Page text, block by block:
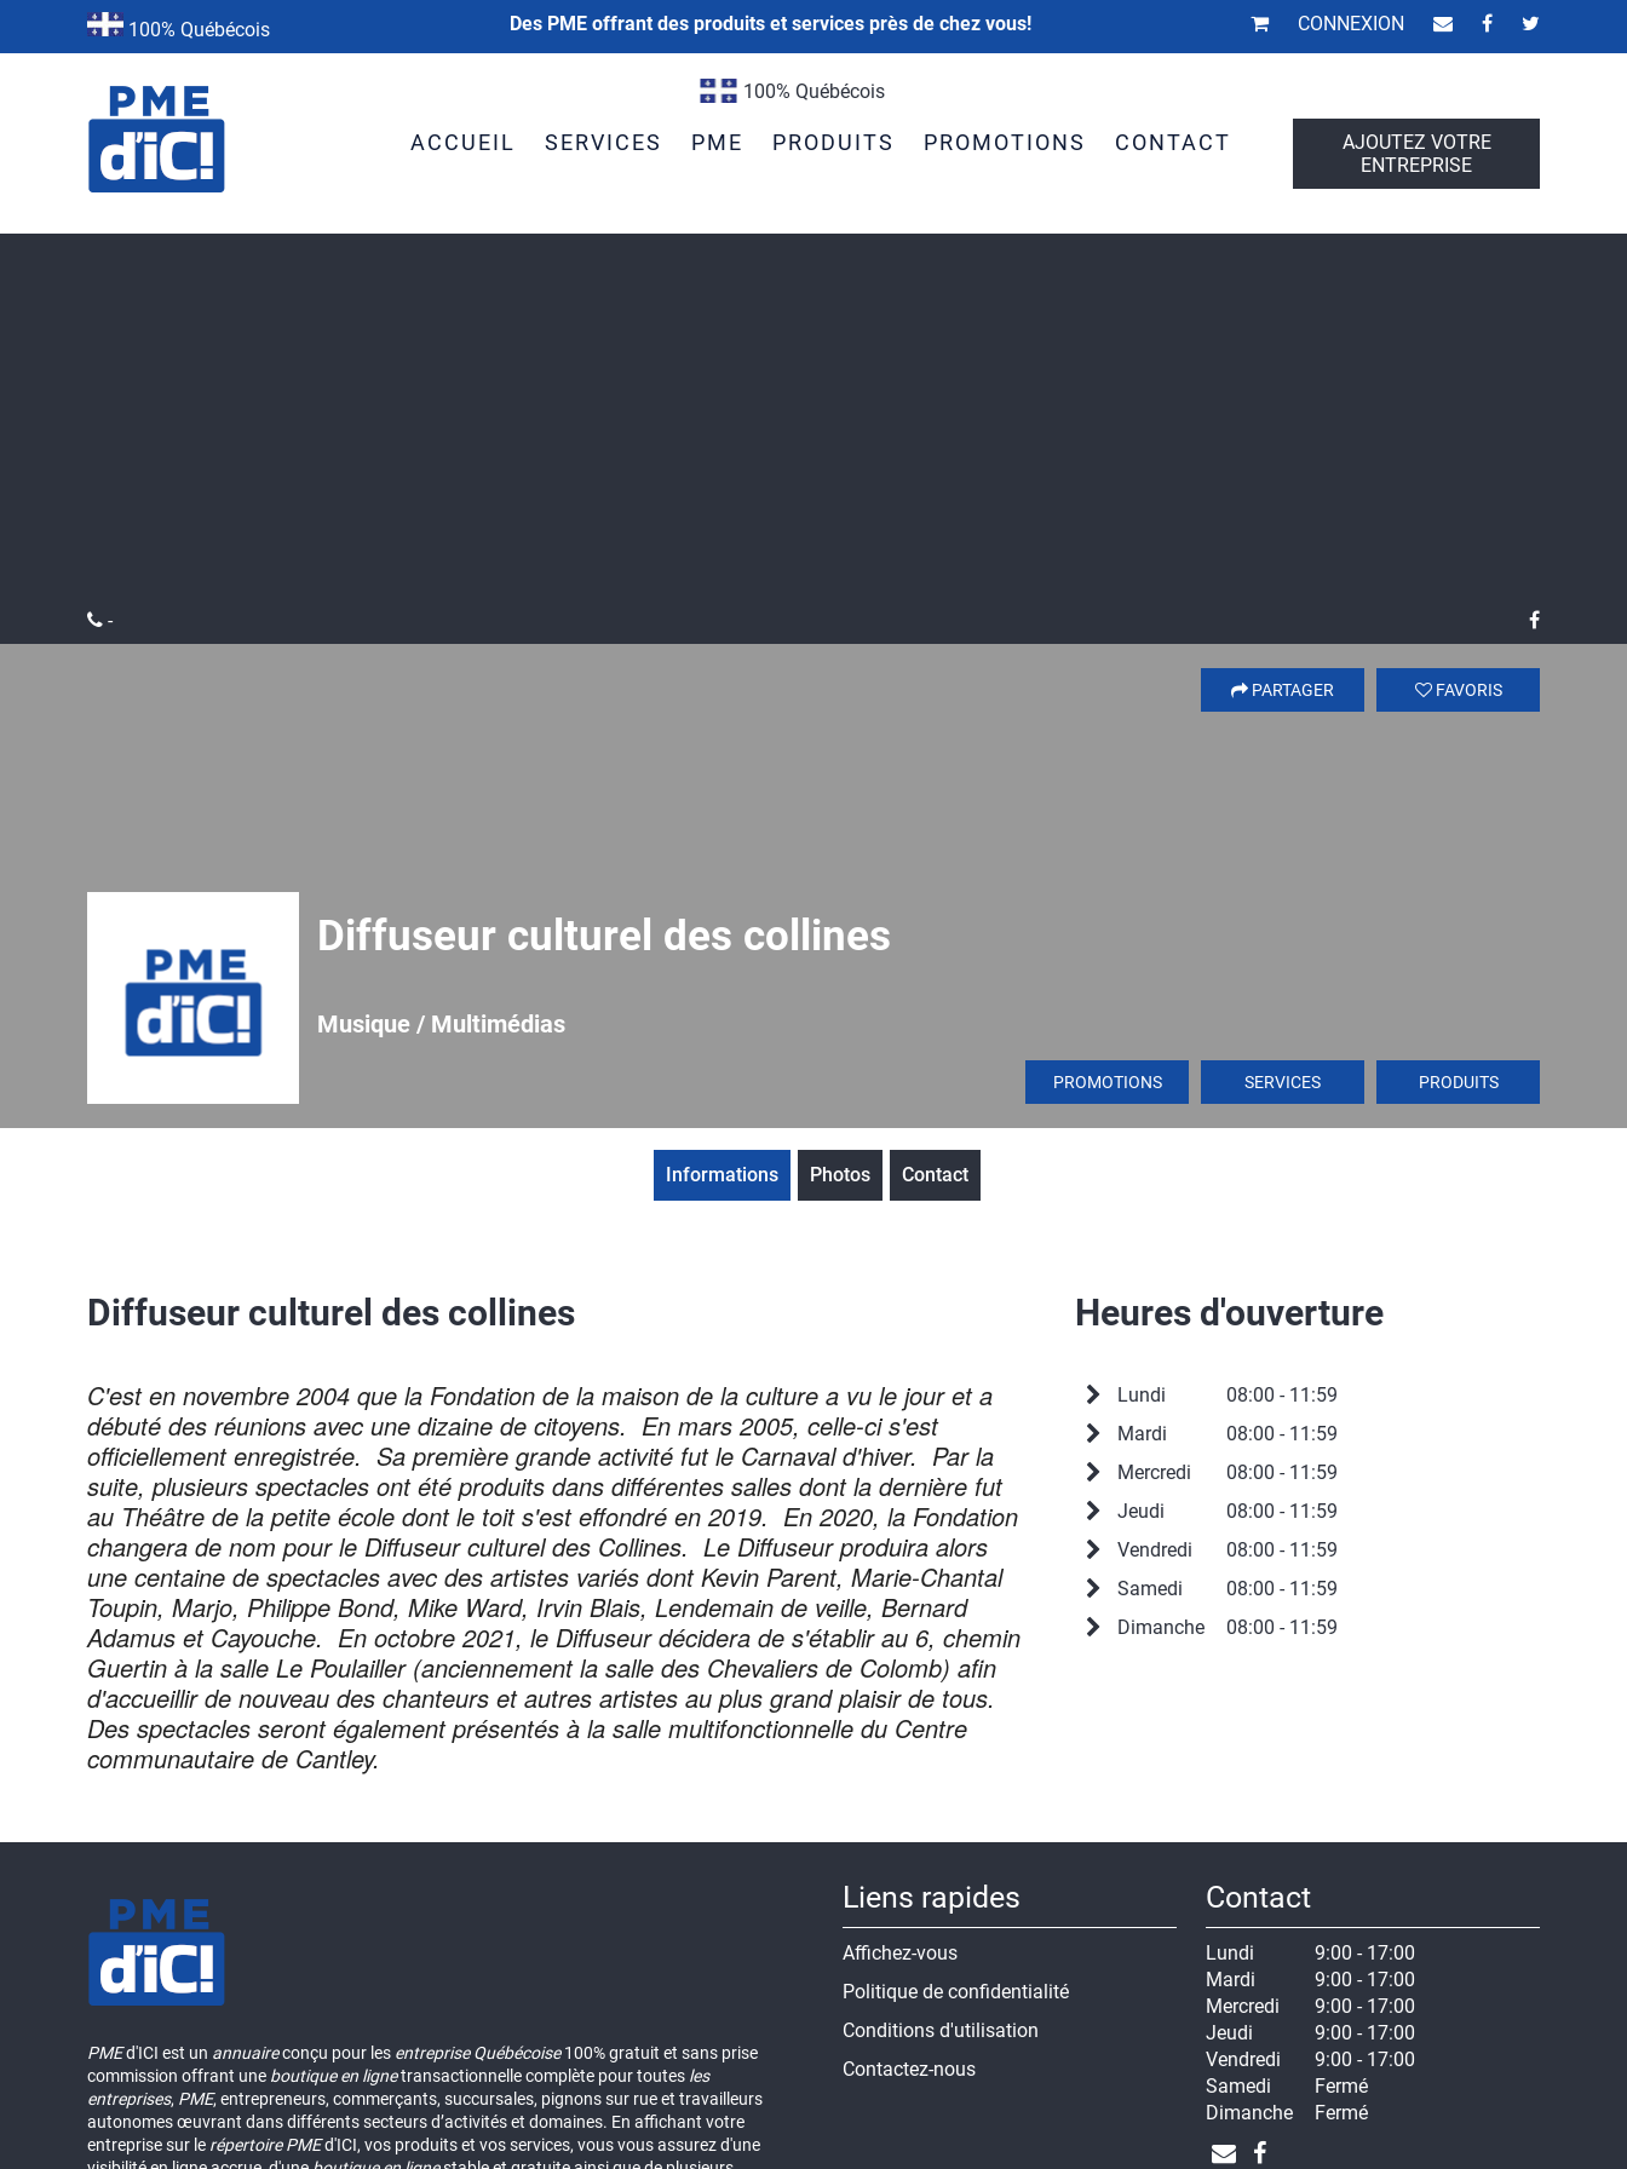
100% Québécois Des PME offrant des produits et services près de chez vous! CONNEXION
100% Québécois
AJOUTEZ VOTRE
ENTREPRISE
ACCUEIL SERVICES PME PRODUITS PROMOTIONS CONTACT
-
Diffuseur culturel des collines
Musique / Multimédias
FAVORIS
PARTAGER
PRODUITS
SERVICES
PROMOTIONS
Informations Photos Contact
Diffuseur culturel des collines
C'est en novembre 2004 que la Fondation de la maison de la culture a vu le jour et a
débuté des réunions avec une dizaine de citoyens. En mars 2005, celle-ci s'est
officiellement enregistrée. Sa première grande activité fut le Carnaval d'hiver. Par la
suite, plusieurs spectacles ont été produits dans différentes salles dont la dernière fut
au Théâtre de la petite école dont le toit s'est effondré en 2019. En 2020, la Fondation
changera de nom pour le Diffuseur culturel des Collines. Le Diffuseur produira alors
une centaine de spectacles avec des artistes variés dont Kevin Parent, Marie-Chantal
Toupin, Marjo, Philippe Bond, Mike Ward, Irvin Blais, Lendemain de veille, Bernard
Adamus et Cayouche. En octobre 2021, le Diffuseur décidera de s'établir au 6, chemin
Guertin à la salle Le Poulailler (anciennement la salle des Chevaliers de Colomb) afin
d'accueillir de nouveau des chanteurs et autres artistes au plus grand plaisir de tous.
Des spectacles seront également présentés à la salle multifonctionnelle du Centre
communautaire de Cantley.
Heures d'ouverture
Lundi
08:00 - 11:59
Mardi
08:00 - 11:59
Mercredi
08:00 - 11:59
Jeudi
08:00 - 11:59
Vendredi
08:00 - 11:59
Samedi
08:00 - 11:59
Dimanche
08:00 - 11:59
PMEd'ICI est un annuaireconçu pour les entreprise Québécoise100% gratuit et sans prise
commission offrant une boutique en lignetransactionnelle complète pour toutes les
entreprises, PME, entrepreneurs, commerçants, succursales, pignons sur rue et travailleurs
autonomes œuvrant dans différents secteurs d’activités et domaines. En affichant votre
entreprise sur le répertoire PMEd'ICI, vos produits et vos services, vous vous assurez d'une
Liens rapides
Affichez-vous
Politique de confidentialité
Conditions d'utilisation
Contactez-nous
Contact
Lundi
9:00 - 17:00
Mardi
9:00 - 17:00
Mercredi
9:00 - 17:00
Jeudi
9:00 - 17:00
Vendredi
9:00 - 17:00
Samedi
Fermé
Dimanche
Fermé